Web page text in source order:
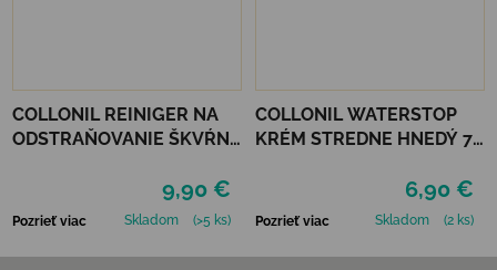
COLLONIL REINIGER NA
ODSTRAŇOVANIE ŠKVŔN
9,90 €
Pozrieť viac Skladom (>5 ks)
COLLONIL WATERSTOP
KRÉM STREDNE HNEDÝ 75
6,90 €
Pozrieť viac Skladom (2 ks)